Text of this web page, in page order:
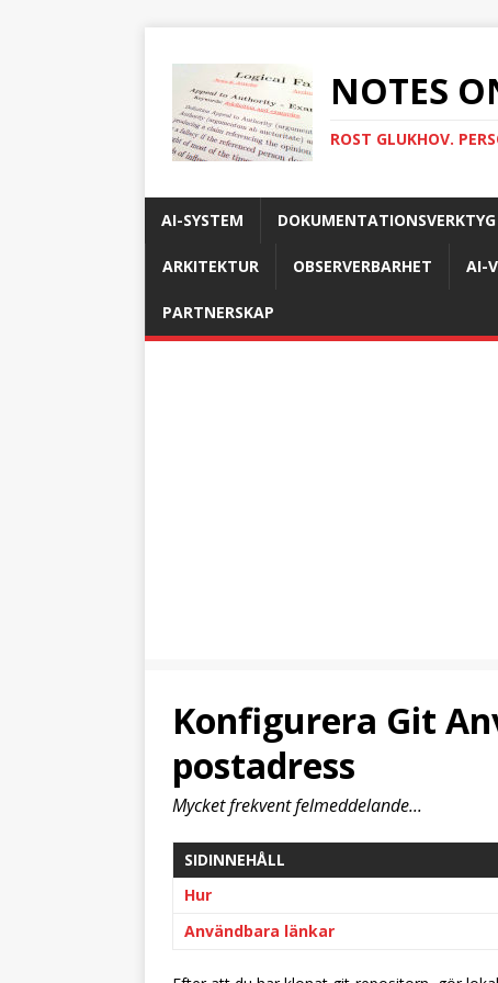
NOTES
ROST GLUKHOV.
AI-SYSTEM DOKUMENTATIONSVERKTYG
ARKITEKTUR OBSERVERBARHET AI-
PARTNERSKAP
Konfigurera Git
postadress
Mycket frekvent felmeddelande...
SIDINNEHÅLL
Hur
Användbara länkar